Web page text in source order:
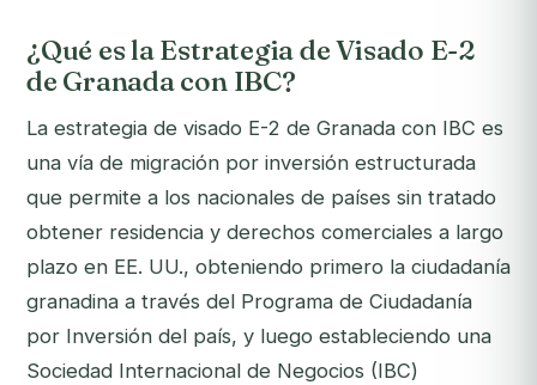
¿Qué es la Estrategia de Visado E-2
de Granada con IBC?
La estrategia de visado E-2 de Granada con IBC es
una vía de migración por inversión estructurada
que permite a los nacionales de países sin tratado
obtener residencia y derechos comerciales a largo
plazo en EE. UU., obteniendo primero la ciudadanía
granadina a través del Programa de Ciudadanía
por Inversión del país, y luego estableciendo una
Sociedad Internacional de Negocios (IBC)